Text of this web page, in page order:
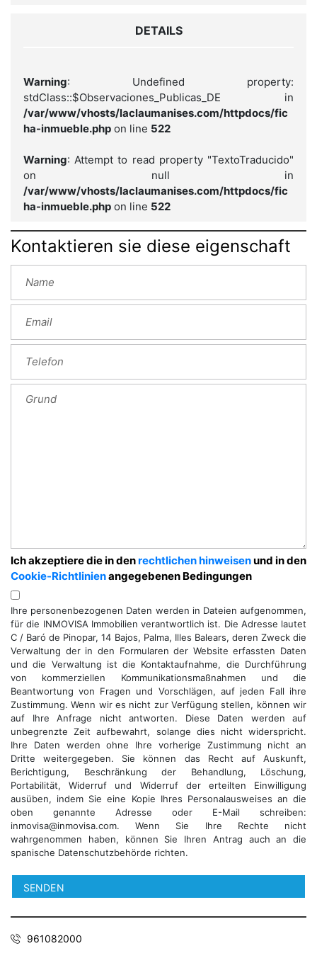
DETAILS
Warning: Undefined property:
stdClass::$Observaciones_Publicas_DE in
/var/www/vhosts/laclaumanises.com/httpdocs/fic
ha-inmueble.php on line 522
Warning: Attempt to read property "TextoTraducido"
on null in
/var/www/vhosts/laclaumanises.com/httpdocs/fic
ha-inmueble.php on line 522
Kontaktieren sie diese eigenschaft
Ich akzeptiere die in denrechtlichen hinweisenund in den
Cookie-Richtlinienangegebenen Bedingungen
Ihre personenbezogenen Daten werden in Dateien aufgenommen,
für die INMOVISA Immobilien verantwortlich ist. Die Adresse lautet
C / Baró de Pinopar, 14 Bajos, Palma, Illes Balears, deren Zweck die
Verwaltung der in den Formularen der Website erfassten Daten
und die Verwaltung ist die Kontaktaufnahme, die Durchführung
von kommerziellen Kommunikationsmaßnahmen und die
Beantwortung von Fragen und Vorschlägen, auf jeden Fall ihre
Zustimmung. Wenn wir es nicht zur Verfügung stellen, können wir
auf Ihre Anfrage nicht antworten. Diese Daten werden auf
unbegrenzte Zeit aufbewahrt, solange dies nicht widerspricht.
Ihre Daten werden ohne Ihre vorherige Zustimmung nicht an
Dritte weitergegeben. Sie können das Recht auf Auskunft,
Berichtigung, Beschränkung der Behandlung, Löschung,
Portabilität, Widerruf und Widerruf der erteilten Einwilligung
ausüben, indem Sie eine Kopie Ihres Personalausweises an die
oben genannte Adresse oder E-Mail schreiben:
inmovisa@inmovisa.com. Wenn Sie Ihre Rechte nicht
wahrgenommen haben, können Sie Ihren Antrag auch an die
spanische Datenschutzbehörde richten.
961082000